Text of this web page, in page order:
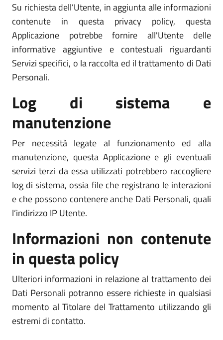
Su richiesta dell’Utente, in aggiunta alle informazioni
contenute in questa privacy policy, questa
Applicazione potrebbe fornire all'Utente delle
informative aggiuntive e contestuali riguardanti
Servizi specifici, o la raccolta ed il trattamento di Dati
Personali.
Log di sistema e
manutenzione
Per necessità legate al funzionamento ed alla
manutenzione, questa Applicazione e gli eventuali
servizi terzi da essa utilizzati potrebbero raccogliere
log di sistema, ossia file che registrano le interazioni
e che possono contenere anche Dati Personali, quali
l’indirizzo IP Utente.
Informazioni non contenute
in questa policy
Ulteriori informazioni in relazione al trattamento dei
Dati Personali potranno essere richieste in qualsiasi
momento al Titolare del Trattamento utilizzando gli
estremi di contatto.